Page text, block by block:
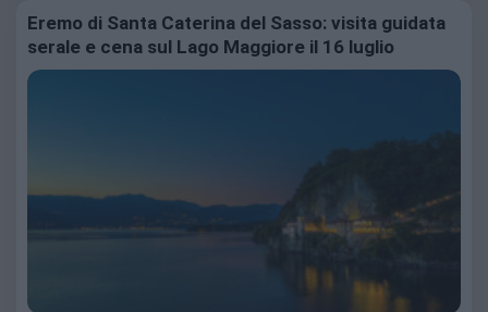
Eremo di Santa Caterina del Sasso: visita guidata
serale e cena sul Lago Maggiore il 16 luglio